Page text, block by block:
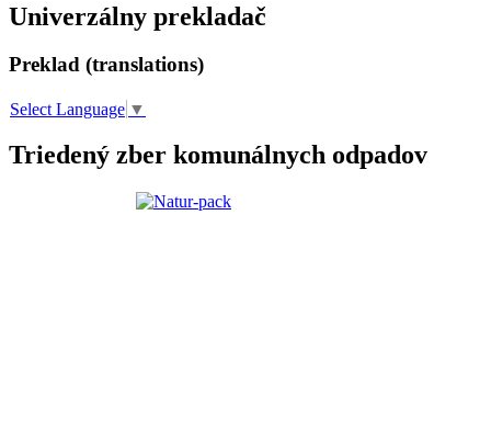
Univerzálny prekladač
Preklad (translations)
Select Language ▼
Triedený zber komunálnych odpadov